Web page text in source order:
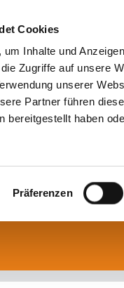
Cookies
Inhalte und
Zugriffe auf unsere
unserer
Partner führen
bereitgestellt haben
Präferenzen